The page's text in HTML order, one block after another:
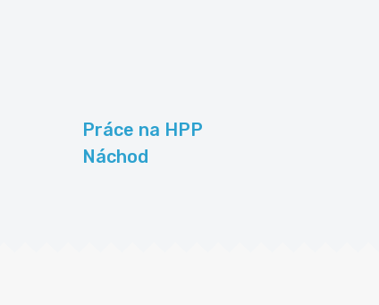
Práce na HPP
Náchod